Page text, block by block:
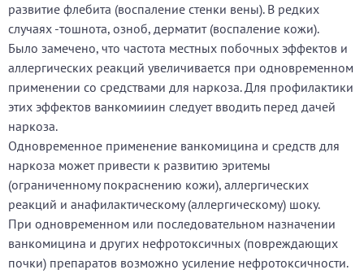
развитие флебита (воспаление стенки вены). В редких
случаях -тошнота, озноб, дерматит (воспаление кожи).
Было замечено, что частота местных побочных эффектов и
аллергических реакций увеличивается при одновременном
применении со средствами для наркоза. Для профилактики
этих эффектов ванкомииин следует вводить перед дачей
наркоза.
Одновременное применение ванкомицина и средств для
наркоза может привести к развитию эритемы
(ограниченному покраснению кожи), аллергических
реакций и анафилактическому (аллергическому) шоку.
При одновременном или последовательном назначении
ванкомицина и других нефротоксичных (повреждающих
почки) препаратов возможно усиление нефротоксичности.